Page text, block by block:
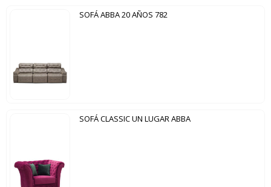
SOFÁ ABBA 20 AÑOS 782
SOFÁ CLASSIC UN LUGAR ABBA